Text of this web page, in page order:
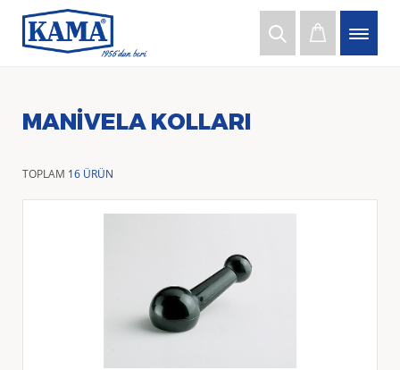
MANIVELA KOLLARI
TOPLAM 16 ÜRÜN